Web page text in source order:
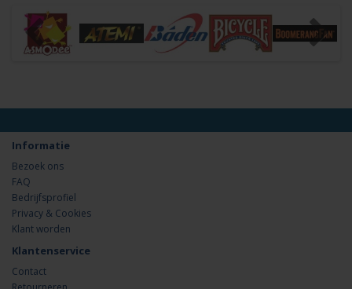
Informatie
Bezoek ons
FAQ
Bedrijfsprofiel
Privacy & Cookies
Klant worden
Klantenservice
Contact